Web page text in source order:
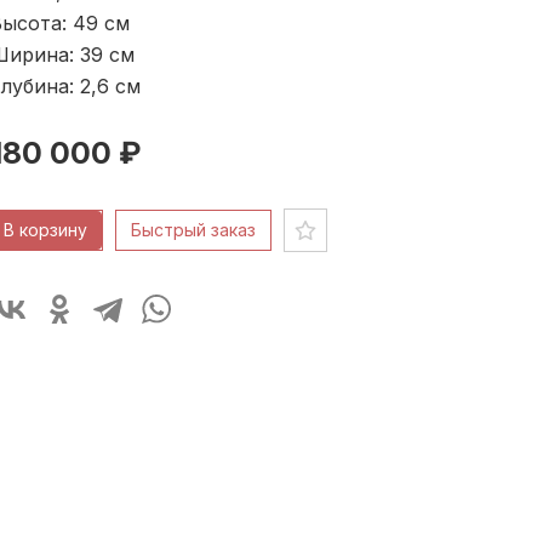
49 см
39 см
2,6 см
000 ₽
В корзину Быстрый заказ